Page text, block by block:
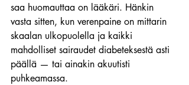
saa huomauttaa on lääkäri. Hänkin
vasta sitten, kun verenpaine on mittarin
skaalan ulkopuolella ja kaikki
mahdolliset sairaudet diabeteksestä asti
päällä — tai ainakin akuutisti
puhkeamassa.